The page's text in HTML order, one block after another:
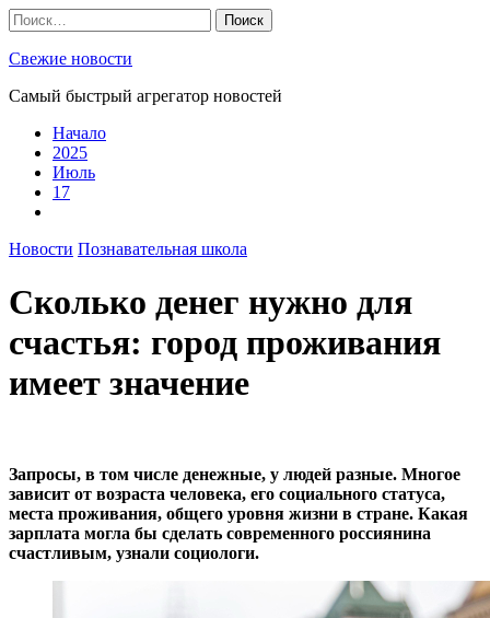
Skip
to
content
Найти:
Свежие новости
Самый быстрый агрегатор новостей
Начало
2025
Июль
17
Новости Познавательная школа
Сколько денег нужно для
счастья: город проживания
имеет значение
Запросы, в том числе денежные, у людей разные. Многое
зависит от возраста человека, его социального статуса,
места проживания, общего уровня жизни в стране. Какая
зарплата могла бы сделать современного россиянина
счастливым, узнали социологи.